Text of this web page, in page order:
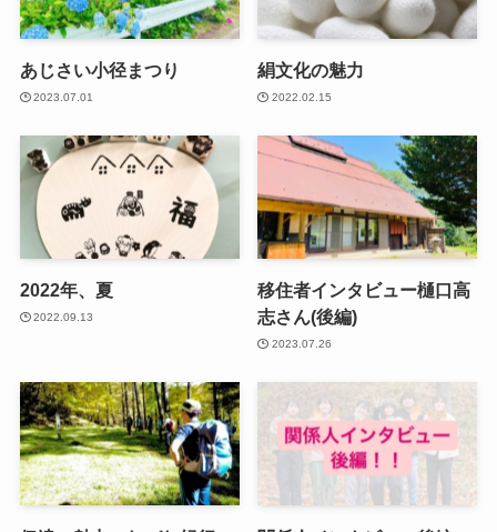
あじさい小径まつり
2023.07.01
絹文化の魅力
2022.02.15
2022年、夏
2022.09.13
移住者インタビュー樋口高
志さん(後編)
2023.07.26